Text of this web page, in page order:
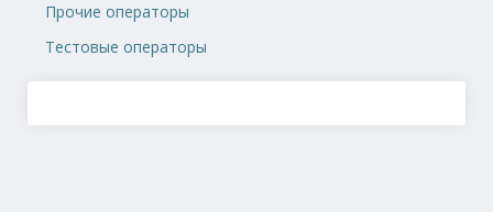
Прочие операторы
Тестовые операторы